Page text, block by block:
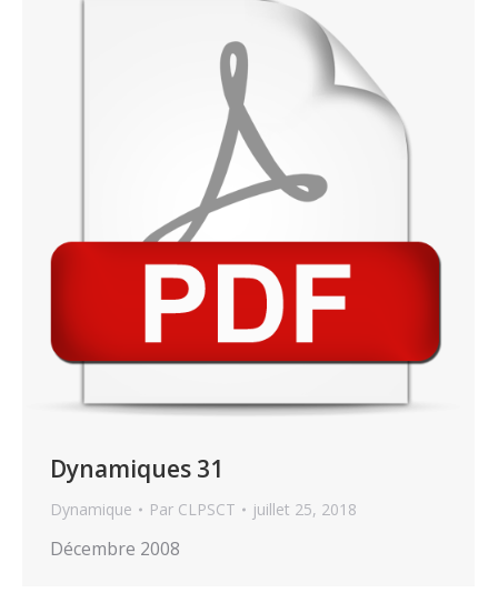
Dynamiques 31
Dynamique Par CLPSCT juillet 25, 2018
Décembre 2008